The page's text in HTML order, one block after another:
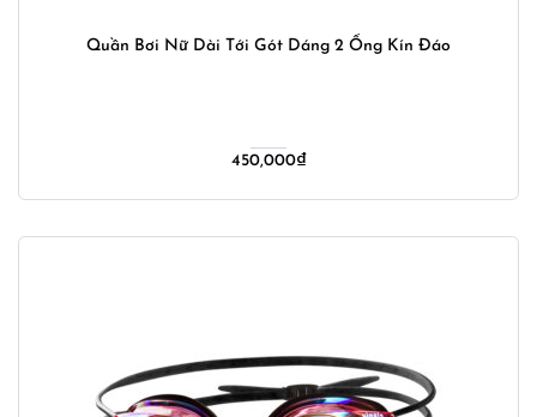
Quần Bơi Nữ Dài Tới Gót Dáng 2 Ống Kín Đáo
450,000₫